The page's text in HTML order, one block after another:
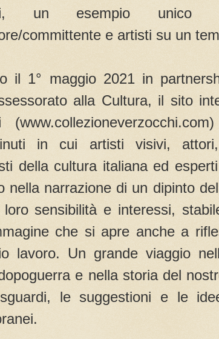
un esempio
committente e artisti su un
il 1° maggio 2021 in
alla Cultura, il sito
in cui artisti visivi, attori,
della cultura italiana ed
nella narrazione di un dipinto
sensibilità e interessi,
che si apre anche a
lavoro. Un grande viaggio
e nella storia del
le suggestioni e le